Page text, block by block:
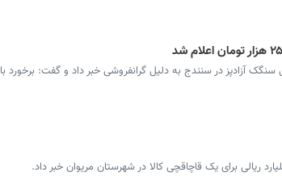
آزادپز در سنندج به دلیل گرانفروشی خبر داد و گفت: برخورد با